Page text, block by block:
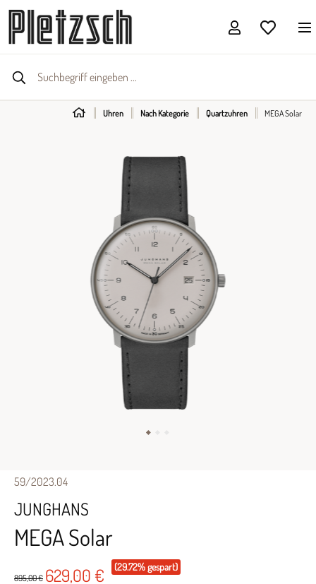
Uhren Nach Kategorie Quartzuhren MEGA Solar
59/2023.04
JUNGHANS
MEGA Solar
895,00 € 629,00 € (29.72% gespart)